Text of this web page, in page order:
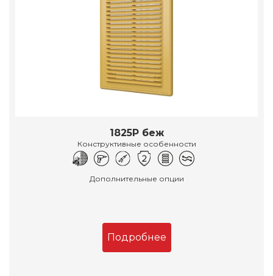
1825Р беж
Конструктивные особенности
Дополнительные опции
Подробнее